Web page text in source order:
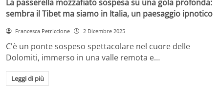
La passerella mozzafiato sospesa su una gola profonda:
sembra il Tibet ma siamo in Italia, un paesaggio ipnotico
Francesca Petriccione 2 Dicembre 2025
C'è un ponte sospeso spettacolare nel cuore delle
Dolomiti, immerso in una valle remota e…
Leggi di più